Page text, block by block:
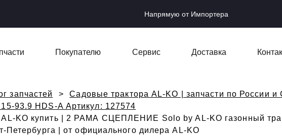
Напрямую от Импортера
Покупателю Сервис Доставка
запчастей
Садовые трактора AL-KO | запчасти по России
93.9 HDS-A Артикул: 127574
KO купить | 2 РАМА СЦЕПЛЕНИЕ Solo by AL-KO газонный
Петербурга | от официального дилера AL-KO